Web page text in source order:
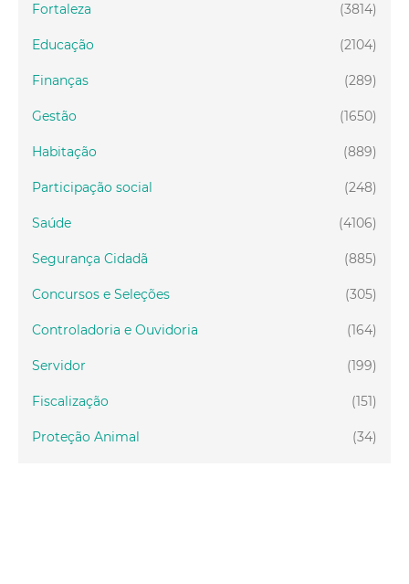
(3814)
Fortaleza
(2104)
Educação
(289)
Finanças
(1650)
Gestão
(889)
Habitação
(248)
Participação social
(4106)
Saúde
(885)
Segurança Cidadã
(305)
Concursos e Seleções
(164)
Controladoria e Ouvidoria
(199)
Servidor
(151)
Fiscalização
(34)
Proteção Animal